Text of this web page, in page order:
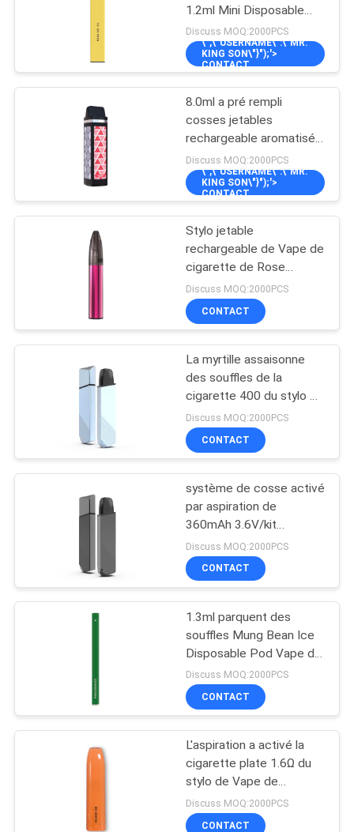
CITATION
PLAN
PRIVACY
POLICY
Vape plat jetable
Pen Pod
Cigarette
électronique jetable
16
électronique
rechargeable
Cigarette
assaisonnée d'E
Kits de démarreur
de système de
cosse
1.2ml Mini Disposable
Electronic Cigarette
Vape de banane
Discuss MOQ:2000PCS
\",\"USERNAME\":\"MR.
KING SON\"}");'>
CONTACT
8.0ml a pré rempli
cosses jetables
rechargeable aromatisée
de Vape de souffles de
cigarette d'E 2000
Discuss MOQ:2000PCS
\",\"USERNAME\":\"MR.
KING SON\"}");'>
CONTACT
Stylo jetable
rechargeable de Vape de
cigarette de Rose
650mAh 4.0ml E/5000
souffles
Discuss MOQ:2000PCS
CONTACT
La myrtille assaisonne
des souffles de la
cigarette 400 du stylo E
des kits 3.6V 2.5ml Vape
de démarreur de
système de cosse
Discuss MOQ:2000PCS
CONTACT
système de cosse activé
par aspiration de
360mAh 3.6V/kit
électronique 1.2Ω de
démarreur de cigarette
Discuss MOQ:2000PCS
CONTACT
1.3ml parquent des
souffles Mung Bean Ice
Disposable Pod Vape de
la cigarette 500 d'E
Discuss MOQ:2000PCS
CONTACT
L'aspiration a activé la
cigarette plate 1.6Ω du
stylo de Vape de
cosse/500mAh E
Discuss MOQ:2000PCS
CONTACT